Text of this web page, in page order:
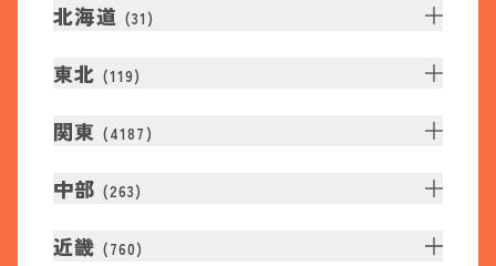
北海道 (31 )
東北 (119)
関東 (4187 )
中部 (263)
近畿 (760)